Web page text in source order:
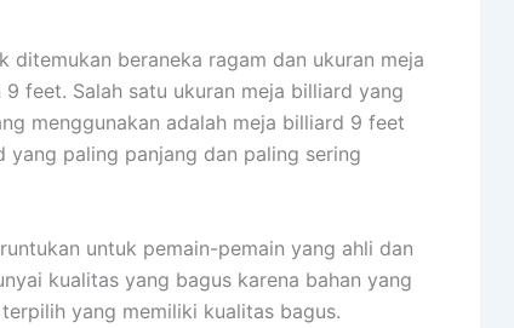
ditemukan beraneka ragam dan ukuran meja
feet. Salah satu ukuran meja billiard yang
menggunakan adalah meja billiard 9 feet
paling panjang dan paling sering
untuk pemain-pemain yang ahli dan
kualitas yang bagus karena bahan yang
yang memiliki kualitas bagus.